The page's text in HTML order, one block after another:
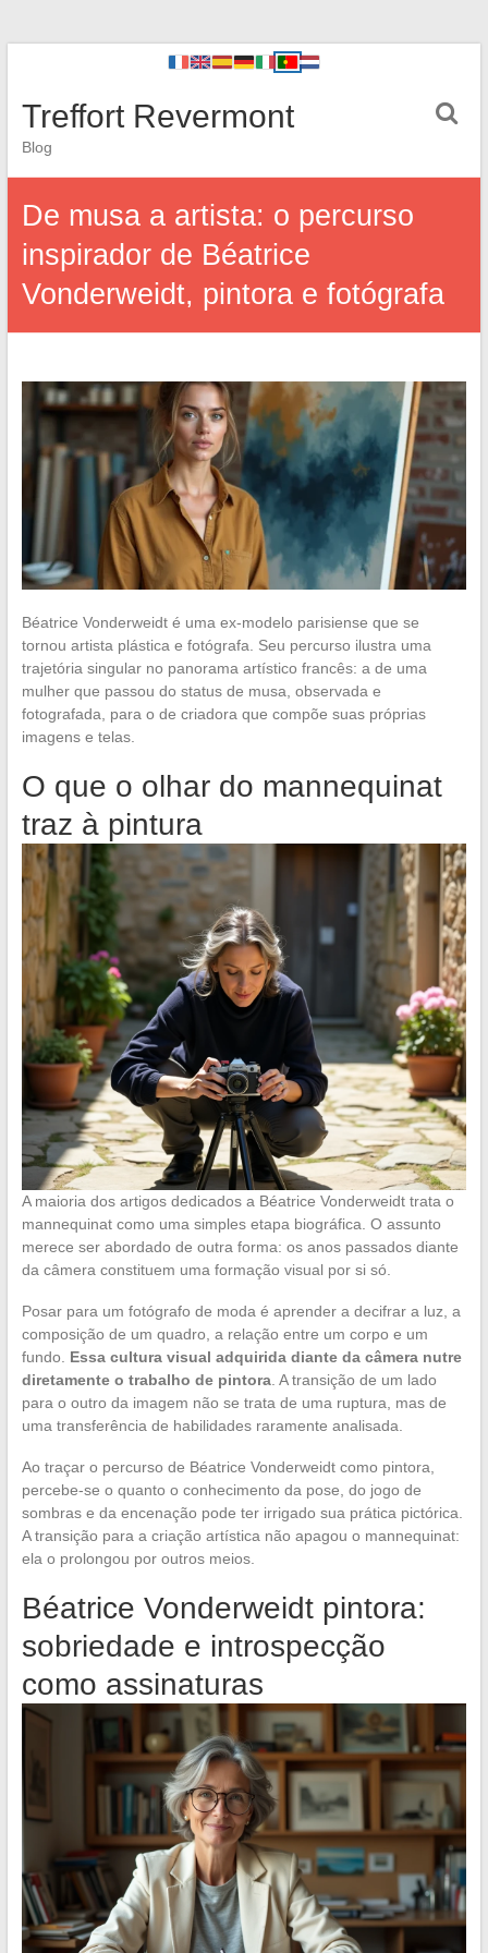
Treffort Revermont
Blog
De musa a artista: o percurso
inspirador de Béatrice
Vonderweidt, pintora e fotógrafa
Béatrice Vonderweidt é uma ex-modelo parisiense que se
tornou artista plástica e fotógrafa. Seu percurso ilustra uma
trajetória singular no panorama artístico francês: a de uma
mulher que passou do status de musa, observada e
fotografada, para o de criadora que compõe suas próprias
imagens e telas.
O que o olhar do mannequinat
traz à pintura
A maioria dos artigos dedicados a Béatrice Vonderweidt trata o
mannequinat como uma simples etapa biográfica. O assunto
merece ser abordado de outra forma: os anos passados diante
da câmera constituem uma formação visual por si só.
Posar para um fotógrafo de moda é aprender a decifrar a luz, a
composição de um quadro, a relação entre um corpo e um
fundo. Essa cultura visual adquirida diante da câmera nutre
diretamente o trabalho de pintora. A transição de um lado
para o outro da imagem não se trata de uma ruptura, mas de
uma transferência de habilidades raramente analisada.
Ao traçar o percurso de Béatrice Vonderweidt como pintora,
percebe-se o quanto o conhecimento da pose, do jogo de
sombras e da encenação pode ter irrigado sua prática pictórica.
A transição para a criação artística não apagou o mannequinat:
ela o prolongou por outros meios.
Béatrice Vonderweidt pintora:
sobriedade e introspecção
como assinaturas